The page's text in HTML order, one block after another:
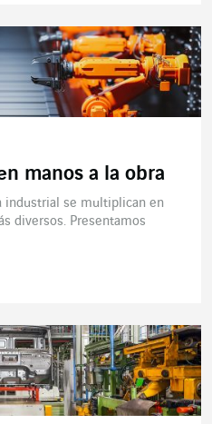
manos a la obra
industrial se multiplican en
diversos. Presentamos